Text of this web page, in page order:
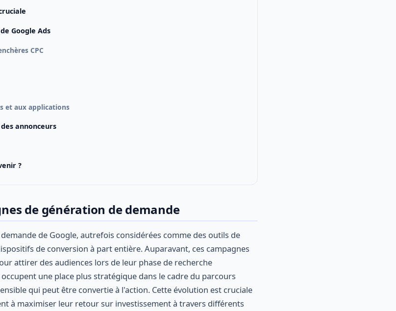
Google Ads
CPC
et aux applications
annonceurs
?
de génération de demande
de Google, autrefois considérées comme des outils de
de conversion à part entière. Auparavant, ces campagnes
attirer des audiences lors de leur phase de recherche
une place plus stratégique dans le cadre du parcours
qui peut être convertie à l'action. Cette évolution est cruciale
à maximiser leur retour sur investissement à travers différents